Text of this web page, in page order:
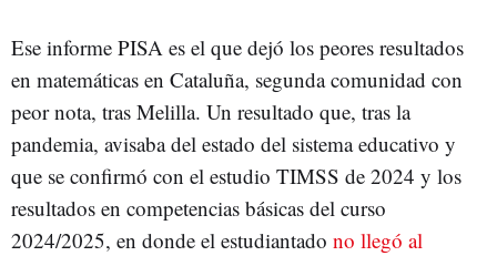
Ese informe PISA es el que dejó los peores resultados
en matemáticas en Cataluña, segunda comunidad con
peor nota, tras Melilla. Un resultado que, tras la
pandemia, avisaba del estado del sistema educativo y
que se confirmó con el estudio TIMSS de 2024 y los
resultados en competencias básicas del curso
2024/2025, en donde el estudiantado no llegó al